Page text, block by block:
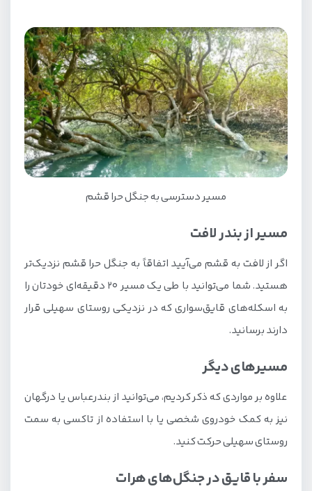
مسیر دسترسی به جنگل حرا قشم
مسیر از بندر لافت
اگر از لافت به قشم می‌آیید اتفاقاً به جنگل حرا قشم نزدیک‌تر
هستید. شما می‌توانید با طی یک مسیر ۲۰ دقیقه‌ای خودتان را
به اسکله‌های قایق‌سواری که در نزدیکی روستای سهیلی قرار
دارند برسانید.
مسیرهای دیگر
علاوه بر مواردی که ذکر کردیم، می‌توانید از بندرعباس یا درگهان
نیز به کمک خودروی شخصی یا با استفاده از تاکسی به سمت
روستای سهیلی حرکت کنید.
سفر با قایق در جنگل‌های هرات